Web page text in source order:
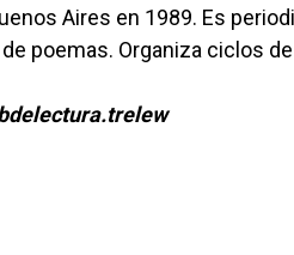
Aires en 1989. Es
poemas. Organiza ciclos